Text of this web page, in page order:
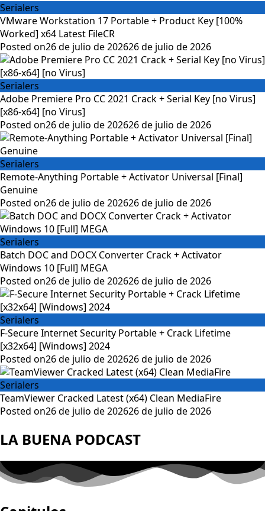
Serialers
VMware Workstation 17 Portable + Product Key [100%
Worked] x64 Latest FileCR
Posted on26 de julio de 202626 de julio de 2026
Serialers
Adobe Premiere Pro CC 2021 Crack + Serial Key [no Virus]
[x86-x64] [no Virus]
Posted on26 de julio de 202626 de julio de 2026
Serialers
Remote-Anything Portable + Activator Universal [Final]
Genuine
Posted on26 de julio de 202626 de julio de 2026
Serialers
Batch DOC and DOCX Converter Crack + Activator
Windows 10 [Full] MEGA
Posted on26 de julio de 202626 de julio de 2026
Serialers
F-Secure Internet Security Portable + Crack Lifetime
[x32x64] [Windows] 2024
Posted on26 de julio de 202626 de julio de 2026
Serialers
TeamViewer Cracked Latest (x64) Clean MediaFire
Posted on26 de julio de 202626 de julio de 2026
LA BUENA PODCAST